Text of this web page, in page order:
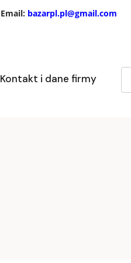
Email: bazarpl.pl@gmail.com
Kontakt i dane firmy